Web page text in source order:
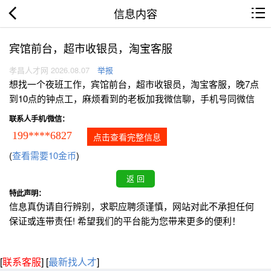
信息内容
宾馆前台，超市收银员，淘宝客服
孝昌人才网 2026.08.07 举报
想找一个夜班工作，宾馆前台，超市收银员，淘宝客服，晚7点
到10点的钟点工，麻烦看到的老板加我微信聊，手机号同微信
联系人手机/微信：
199****6827 点击查看完整信息
(查看需要10金币)
特此声明：
信息真伪请自行辨别，求职应聘须谨慎，网站对此不承担任何
保证或连带责任! 希望我们的平台能为您带来更多的便利！
[联系客服] [最新找人才]